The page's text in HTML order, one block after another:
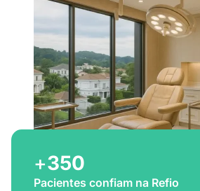
+350
Pacientes confiam na Refio